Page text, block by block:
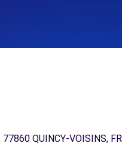
77860 QUINCY-VOISINS, FR